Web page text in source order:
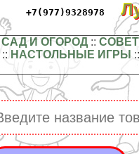
+7(977)9328978
САД И ОГОРОД::
:: НАСТОЛЬНЫЕ ИГРЫ ::